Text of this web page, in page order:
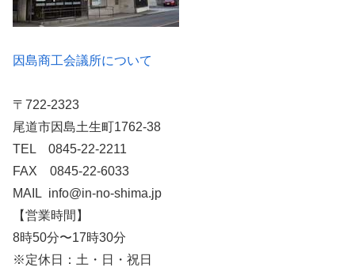
因島商工会議所について
〒722-2323
尾道市因島土生町1762-38
TEL 0845-22-2211
FAX 0845-22-6033
MAIL info@in-no-shima.jp
【営業時間】
8時50分〜17時30分
※定休日：土・日・祝日